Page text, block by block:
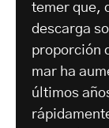
temer que,
descarga
proporción
mar ha
últimos